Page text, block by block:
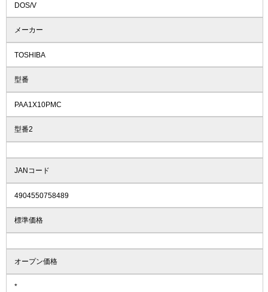
DOS/V
メーカー
TOSHIBA
型番
PAA1X10PMC
型番2
JANコード
4904550758489
標準価格
オープン価格
*